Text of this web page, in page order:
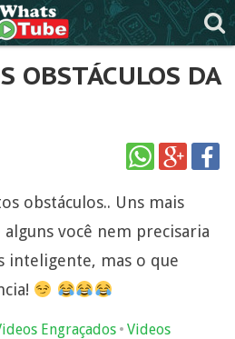
OBSTÁCULOS DA
obstáculos.. Uns mais
você nem precisaria
inteligente, mas o que
Engraçados • Videos